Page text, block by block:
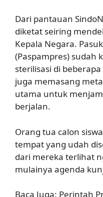
Dari pantauan
diketat seiring
Kepala Negara.
(Paspampres) sudah
sterilisasi di
juga memasang
utama untuk
berjalan.
Orang tua calon
tempat yang udah
dari mereka terlihat
mulainya agenda
Baca Juga: Perintah